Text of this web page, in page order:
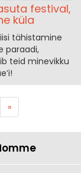
festival,
küla
tähistamine
paraadi,
teid minevikku
»